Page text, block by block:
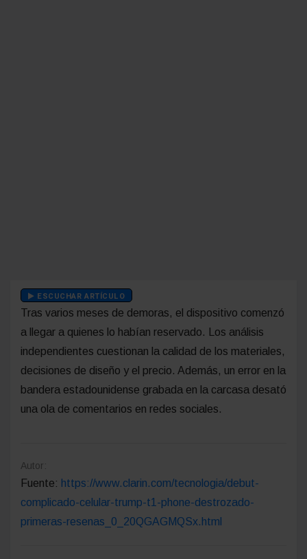
ESCUCHAR ARTÍCULO
Tras varios meses de demoras, el dispositivo comenzó
a llegar a quienes lo habían reservado. Los análisis
independientes cuestionan la calidad de los materiales,
decisiones de diseño y el precio. Además, un error en la
bandera estadounidense grabada en la carcasa desató
una ola de comentarios en redes sociales.
Autor:
Fuente: https://www.clarin.com/tecnologia/debut-
complicado-celular-trump-t1-phone-destrozado-
primeras-resenas_0_20QGAGMQSx.html